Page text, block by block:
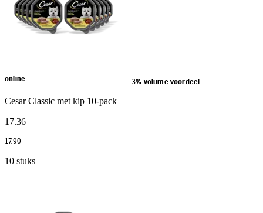
online 3% volume voordeel
Cesar Classic met kip 10-pack
17.36
17.90
10 stuks